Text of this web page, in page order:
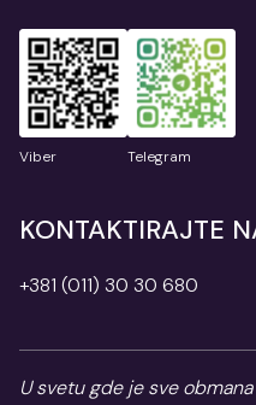
Viber Telegram
KONTAKTIRAJTE
+381 (011) 30 30 680
U svetu gde je sve